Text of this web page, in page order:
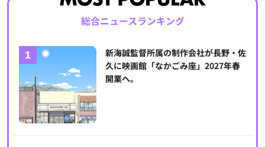
総合ニュースランキング
新海誠監督所属の制作会社が長野・佐
久に映画館「なかごみ座」2027年春
開業へ。